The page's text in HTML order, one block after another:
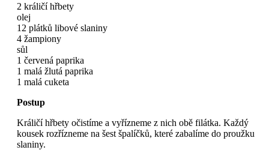
2 králičí hřbety
olej
12 plátků libové slaniny
4 žampiony
sůl
1 červená paprika
1 malá žlutá paprika
1 malá cuketa
Postup
Králičí hřbety očistíme a vyřízneme z nich obě filátka. Každý
kousek rozřízneme na šest špalíčků, které zabalíme do proužku
slaniny.